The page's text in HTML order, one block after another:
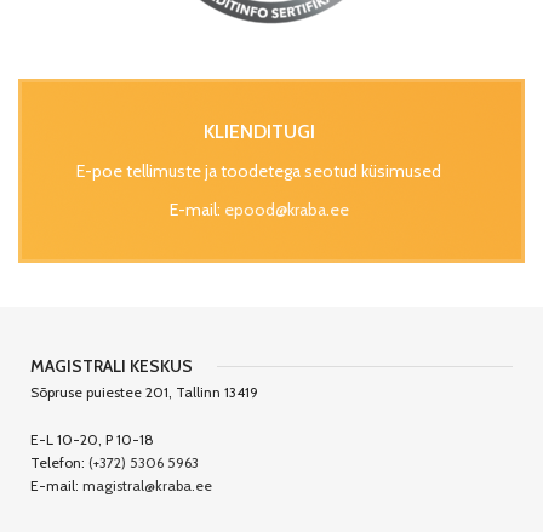
KLIENDITUGI
E-poe tellimuste ja toodetega seotud küsimused
E-mail: epood@kraba.ee
MAGISTRALI KESKUS
Sõpruse puiestee 201, Tallinn 13419
E-L 10-20, P 10-18
Telefon: (+372) 5306 5963
E-mail: magistral@kraba.ee